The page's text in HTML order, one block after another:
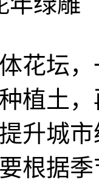
花坛
植土
升城
根据